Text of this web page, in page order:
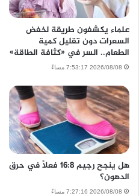
علماء يكشفون طريقة لخفض
السعرات دون تقليل كمية
الطعام.. السر في «كثافة الطاقة»
2026/08/08 7:53:17 مساءً
هل ينجح رجيم 16:8 فعلًا في حرق
الدهون؟
2026/08/08 7:27:16 مساءً